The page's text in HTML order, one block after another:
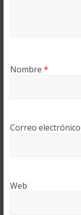
Nombre *
Correo electrónico
Web